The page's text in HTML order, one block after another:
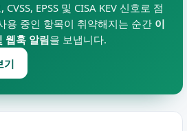
CVSS, EPSS 및 CISA KEV 신호로 점
용 중인 항목이 취약해지는 순간 이
웹훅 알림을 보냅니다.
기